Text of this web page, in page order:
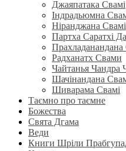
Джаяпатака Свамі
Індрадьюмна
Ніранджана Свамі
Партха Саратхі
Прахладанандана
Радханатх Свами
Чайтанья Чандра
Шачінандана
Шиварама Свамі
Таємно про таємне
Божества
Свята Дгама
Веди
Книги Шріли